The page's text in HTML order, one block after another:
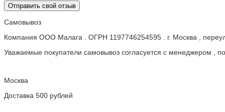
Отправить свой отзыв
Самовывоз
Компания ООО Малага . ОГРН 1197746254595 . г. Москва ,
Уважаемые покупатели самовывоз согласуется с менеджером ,
Москва
Доставка 500 рублей